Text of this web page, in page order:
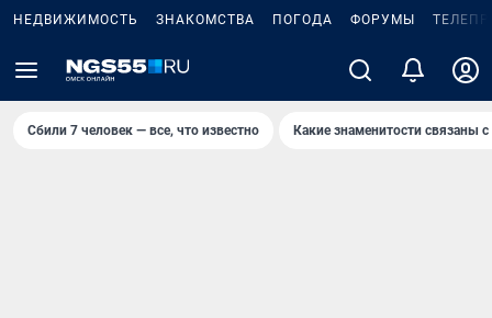
НЕДВИЖИМОСТЬ ЗНАКОМСТВА ПОГОДА ФОРУМЫ
Сбили 7 человек — все, что известно Какие знаменитости связаны